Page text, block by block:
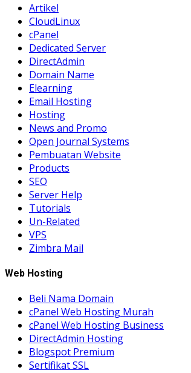
Artikel
CloudLinux
cPanel
Dedicated Server
DirectAdmin
Domain Name
Elearning
Email Hosting
Hosting
News and Promo
Open Journal Systems
Pembuatan Website
Products
SEO
Server Help
Tutorials
Un-Related
VPS
Zimbra Mail
Web Hosting
Beli Nama Domain
cPanel Web Hosting Murah
cPanel Web Hosting Business
DirectAdmin Hosting
Blogspot Premium
Sertifikat SSL